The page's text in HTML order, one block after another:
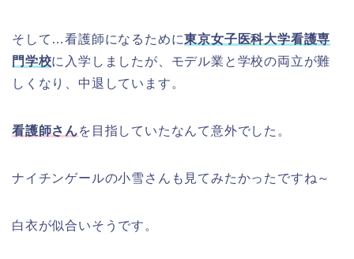
そして…看護師になるために東京女子医科大学看護専
門学校に入学しましたが、モデル業と学校の両立が難
しくなり、中退しています。
看護師さんを目指していたなんて意外でした。
ナイチンゲールの小雪さんも見てみたかったですね～
白衣が似合いそうです。